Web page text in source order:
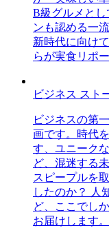
B級グルメと
ンも認める一
新時代に向け
らが実食リポ
ビジネス スト
ビジネスの第
画です。時代
す、ユニーク
ど、混迷する
スピープルを
したのか？ 人
ど、ここでし
お届けします。